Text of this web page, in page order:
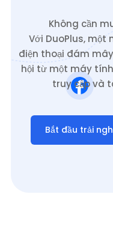
Không cần
Với DuoPlus, một
điện thoại đám
hội từ một máy
truy cập và
Bắt đầu trải